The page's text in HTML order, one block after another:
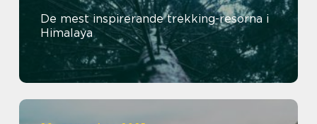
De mest inspirerande trekking-resorna i
Himalaya